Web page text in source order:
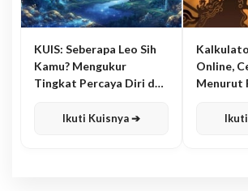
KUIS: Seberapa Leo Sih
Kamu? Mengukur
Tingkat Percaya Diri dan
Ikuti Kuisnya ➔
Online,
Menurut